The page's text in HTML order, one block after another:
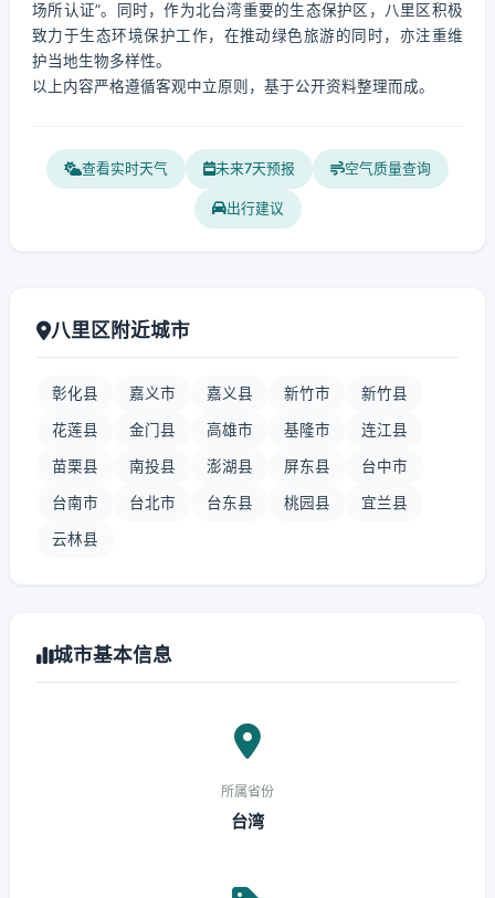
场所认证”。同时，作为北台湾重要的生态保护区，八里区积极
致力于生态环境保护工作，在推动绿色旅游的同时，亦注重维
护当地生物多样性。
以上内容严格遵循客观中立原则，基于公开资料整理而成。
查看实时天气 未来7天预报 空气质量查询
出行建议
八里区附近城市
彰化县 嘉义市 嘉义县 新竹市 新竹县
花莲县 金门县 高雄市 基隆市 连江县
苗栗县 南投县 澎湖县 屏东县 台中市
台南市 台北市 台东县 桃园县 宜兰县
云林县
城市基本信息
所属省份
台湾